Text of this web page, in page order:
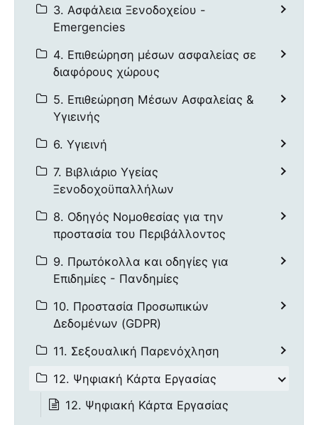
3. Ασφάλεια Ξενοδοχείου -
Emergencies
4. Επιθεώρηση μέσων ασφαλείας σε
διαφόρους χώρους
5. Επιθεώρηση Μέσων Ασφαλείας &
Υγιεινής
6. Υγιεινή
7. Βιβλιάριο Υγείας
Ξενοδοχοϋπαλλήλων
8. Οδηγός Νομοθεσίας για την
προστασία του Περιβάλλοντος
9. Πρωτόκολλα και οδηγίες για
Επιδημίες - Πανδημίες
10. Προστασία Προσωπικών
Δεδομένων (GDPR)
11. Σεξουαλική Παρενόχληση
12. Ψηφιακή Κάρτα Εργασίας
12. Ψηφιακή Κάρτα Εργασίας